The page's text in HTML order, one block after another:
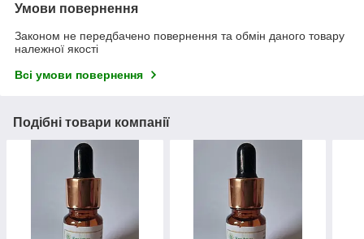
Умови повернення
Законом не передбачено повернення та обмін даного товару
належної якості
Всі умови повернення
Подібні товари компанії